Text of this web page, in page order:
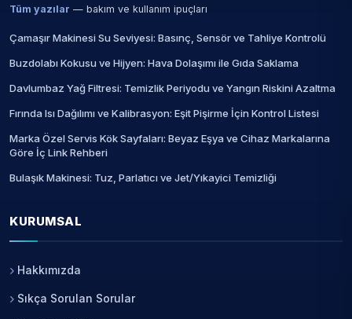
Tüm yazılar — bakım ve kullanım ipuçları
Çamaşır Makinesi Su Seviyesi: Basınç, Sensör ve Tahliye Kontrolü
Buzdolabı Kokusu ve Hijyen: Hava Dolaşımı ile Gıda Saklama
Davlumbaz Yağ Filtresi: Temizlik Periyodu ve Yangın Riskini Azaltma
Fırında Isı Dağılımı ve Kalibrasyon: Eşit Pişirme İçin Kontrol Listesi
Marka Özel Servis Kök Sayfaları: Beyaz Eşya ve Cihaz Markalarına
Göre İç Link Rehberi
Bulaşık Makinesi: Tuz, Parlatıcı ve Jet/Yıkayici Temizliği
KURUMSAL
Hakkımızda
Sıkça Sorulan Sorular